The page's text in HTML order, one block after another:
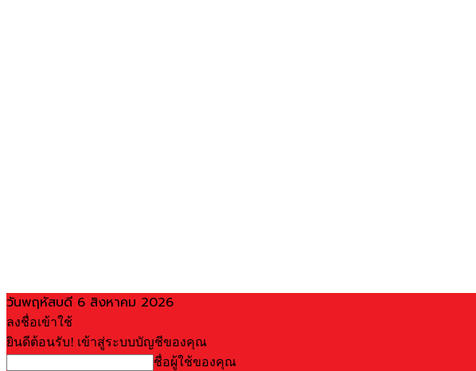
วันพฤหัสบดี 6 สิงหาคม 2026
ลงชื่อเข้าใช้
ยินดีต้อนรับ! เข้าสู่ระบบบัญชีของคุณ
ชื่อผู้ใช้ของคุณ